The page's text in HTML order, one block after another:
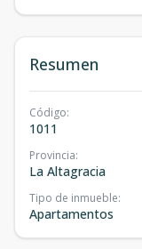
Resumen
Código:
1011
Provincia:
La Altagracia
Tipo de inmueble:
Apartamentos